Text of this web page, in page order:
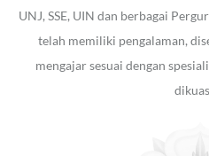
UNJ, SSE, UIN dan berbagai
telah memiliki pengalaman,
mengajar sesuai dengan